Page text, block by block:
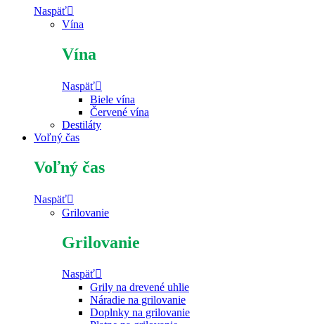
Naspäť
Vína
Vína
Naspäť
Biele vína
Červené vína
Destiláty
Voľný čas
Voľný čas
Naspäť
Grilovanie
Grilovanie
Naspäť
Grily na drevené uhlie
Náradie na grilovanie
Doplnky na grilovanie